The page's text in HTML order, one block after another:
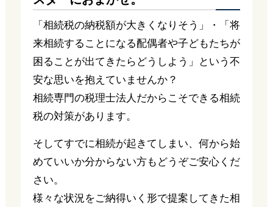
「相続税の納税額が大きくなりそう」・「将
来相続することになる配偶者や子どもたちが
困ることが出てきたらどうしよう」という不
安な思いを抱えていませんか？
相続専門の税理士法人だからこそできる相続
税の対策があります。
そしてすでに相続が起きてしまい、何から始
めていいか分からない方もどうぞご安心くだ
さい。
様々な状況をご納得いく形で提案してきた相